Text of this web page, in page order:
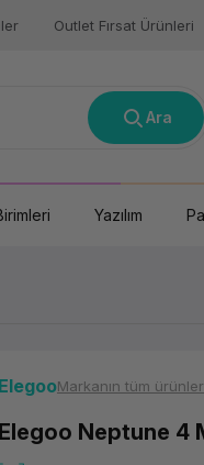
Outlet Fırsat Ürünleri
Ara
Yazılım
ElegooMarkanın tüm
Elegoo Neptune 4